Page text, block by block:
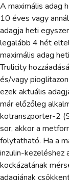
A maximális adag
10 éves vagy
adagja heti
legalább 4 hét
maximális adag
Trulicity
és/vagy
ezek aktuális
már előzőleg
kotranszporter-2
sor, akkor a
folytatható. Ha a
inzulin-kezeléshez
kockázatának
adagjának